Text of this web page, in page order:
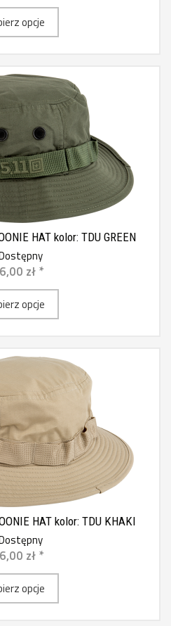
opcje
HAT kolor: TDU GREEN
zł *
opcje
HAT kolor: TDU KHAKI
zł *
opcje